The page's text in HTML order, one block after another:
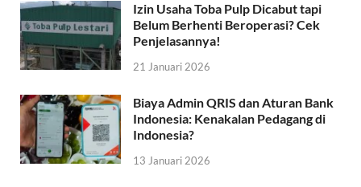
Izin Usaha Toba Pulp Dicabut tapi
Belum Berhenti Beroperasi? Cek
Penjelasannya!
21 Januari 2026
Biaya Admin QRIS dan Aturan Bank
Indonesia: Kenakalan Pedagang di
Indonesia?
13 Januari 2026